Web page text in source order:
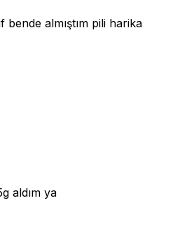
almıştım pili harika
aldım ya